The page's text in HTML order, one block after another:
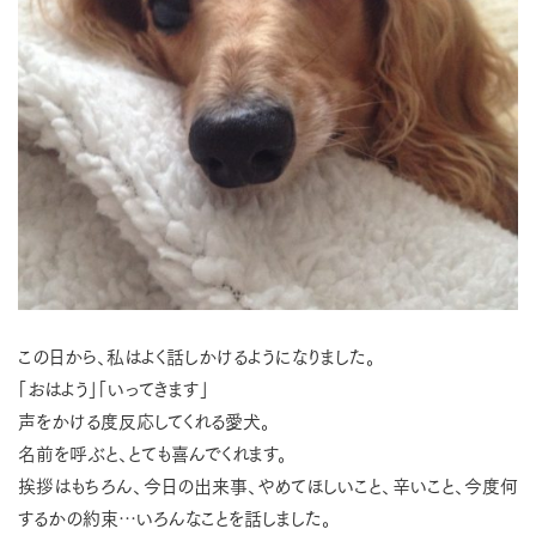
この日から、私はよく話しかけるようになりました。
「おはよう」「いってきます」
声をかける度反応してくれる愛犬。
名前を呼ぶと、とても喜んでくれます。
挨拶はもちろん、今日の出来事、やめてほしいこと、辛いこと、今度何
するかの約束…いろんなことを話しました。